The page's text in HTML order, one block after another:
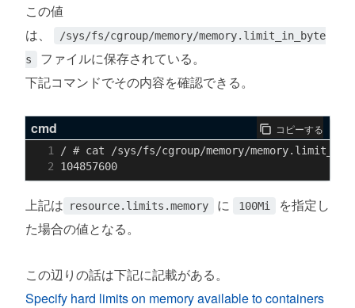
この値
は、
/sys/fs/cgroup/memory/memory.limit_in_byte
s
ファイルに保存されている。
下記コマンドでその内容を確認できる。
cmd コピーする
上記は resource.limits.memory に 100Mi
を指定し
た場合の値となる。
この辺りの話は下記に記載がある。
Specify hard limits on memory available to containers